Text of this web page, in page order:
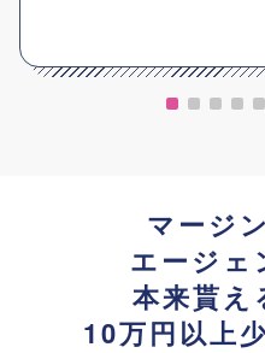
マージ
エージェ
本来貰え
10万円以上